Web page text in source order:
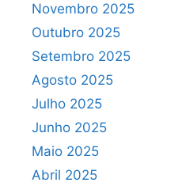
Novembro 2025
Outubro 2025
Setembro 2025
Agosto 2025
Julho 2025
Junho 2025
Maio 2025
Abril 2025